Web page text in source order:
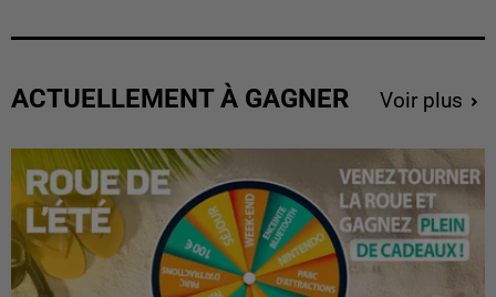
ACTUELLEMENT À GAGNER Voir plus